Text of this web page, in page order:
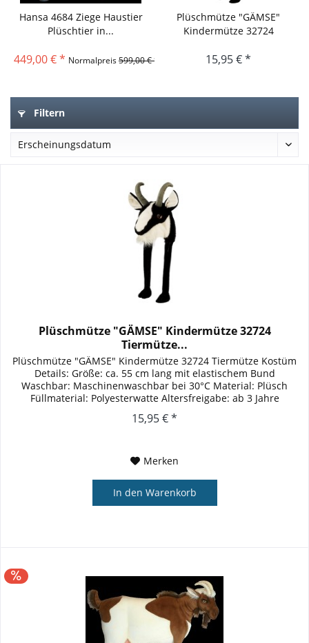
Hansa 4684 Ziege Haustier
Plüschtier in...
449,00 € * Normalpreis599,00 € *
Plüschmütze "GÄMSE"
Kindermütze 32724
15,95 € *
Filtern
Plüschmütze "GÄMSE" Kindermütze 32724
Tiermütze...
Plüschmütze "GÄMSE" Kindermütze 32724 Tiermütze Kostüm
Details: Größe: ca. 55 cm lang mit elastischem Bund
Waschbar: Maschinenwaschbar bei 30°C Material: Plüsch
Füllmaterial: Polyesterwatte Altersfreigabe: ab 3 Jahre
15,95 € *
Merken
In den Warenkorb